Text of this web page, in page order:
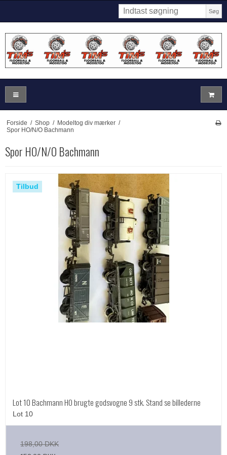
Søg
Forside / Shop / Modeltog div mærker /
Spor HO/N/O Bachmann
Spor HO/N/O Bachmann
Tilbud
Lot 10 Bachmann HO brugte godsvogne 9 stk. Stand se billederne
Lot 10
198,00 DKK